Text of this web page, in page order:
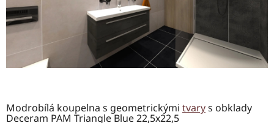
Modrobílá koupelna s geometrickými tvarys obklady
Deceram PAM Triangle Blue 22,5x22,5